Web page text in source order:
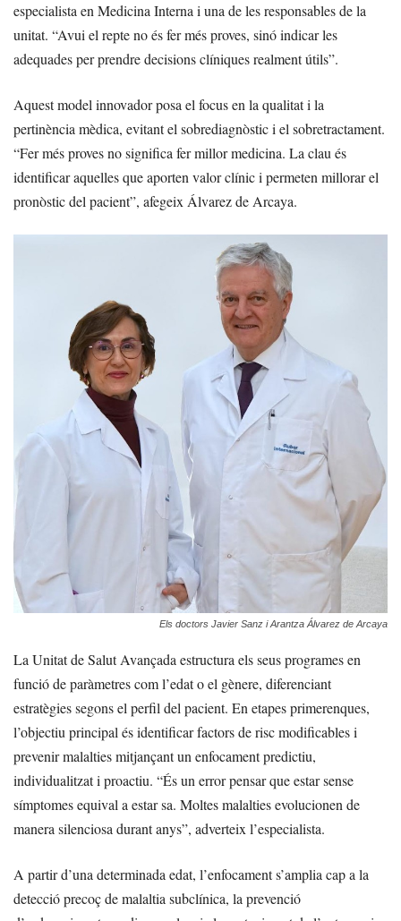
especialista en Medicina Interna i una de les responsables de la
unitat. “Avui el repte no és fer més proves, sinó indicar les
adequades per prendre decisions clíniques realment útils”.
Aquest model innovador posa el focus en la qualitat i la
pertinència mèdica, evitant el sobrediagnòstic i el sobretractament.
“Fer més proves no significa fer millor medicina. La clau és
identificar aquelles que aporten valor clínic i permeten millorar el
pronòstic del pacient”, afegeix Álvarez de Arcaya.
Els doctors Javier Sanz i Arantza Álvarez de Arcaya
La Unitat de Salut Avançada estructura els seus programes en
funció de paràmetres com l’edat o el gènere, diferenciant
estratègies segons el perfil del pacient. En etapes primerenques,
l’objectiu principal és identificar factors de risc modificables i
prevenir malalties mitjançant un enfocament predictiu,
individualitzat i proactiu. “És un error pensar que estar sense
símptomes equival a estar sa. Moltes malalties evolucionen de
manera silenciosa durant anys”, adverteix l’especialista.
A partir d’una determinada edat, l’enfocament s’amplia cap a la
detecció precoç de malaltia subclínica, la prevenció